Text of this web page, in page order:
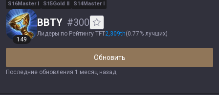
S16Master I S15Gold II S14Master I
149
BBTY #300
Лидеры по Рейтингу TFT2,309th(0.77% лучших)
Обновить
Последние обновления:1 месяц назад